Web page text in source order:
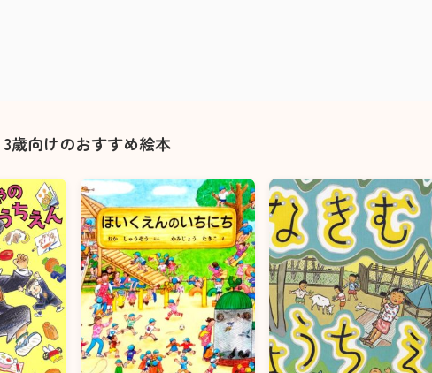
3歳向けのおすすめ絵本